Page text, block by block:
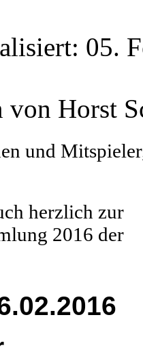
05.
von Horst
und
herzlich zur
2016 der